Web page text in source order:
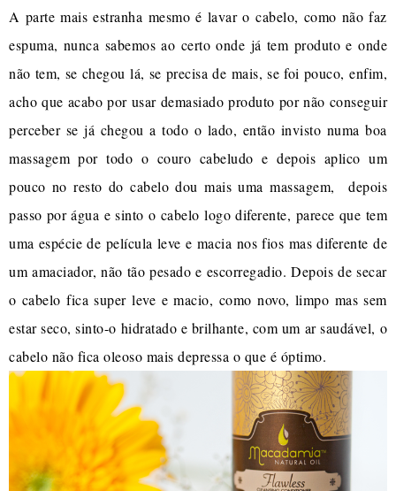
A parte mais estranha mesmo é lavar o cabelo, como não faz
espuma, nunca sabemos ao certo onde já tem produto e onde
não tem, se chegou lá, se precisa de mais, se foi pouco, enfim,
acho que acabo por usar demasiado produto por não conseguir
perceber se já chegou a todo o lado, então invisto numa boa
massagem por todo o couro cabeludo e depois aplico um
pouco no resto do cabelo dou mais uma massagem, depois
passo por água e sinto o cabelo logo diferente, parece que tem
uma espécie de película leve e macia nos fios mas diferente de
um amaciador, não tão pesado e escorregadio. Depois de secar
o cabelo fica super leve e macio, como novo, limpo mas sem
estar seco, sinto-o hidratado e brilhante, com um ar saudável, o
cabelo não fica oleoso mais depressa o que é óptimo.